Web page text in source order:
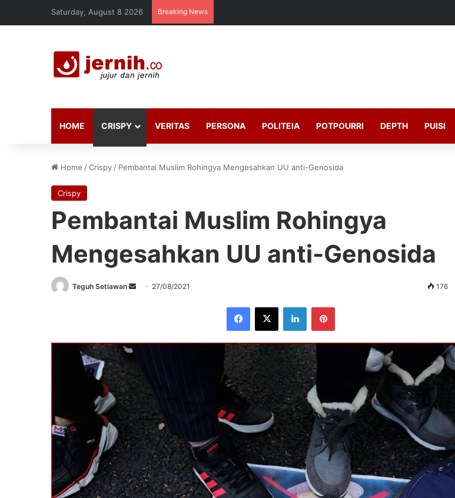
Saturday, August 8 2026 Breaking News
HOME CRISPY VERITAS PERSONA POLITEIA POTPOURRI DEPTH PUISI
Home /Crispy / Pembantai Muslim Rohingya Mengesahkan UU anti-Genosida
Crispy
Pembantai Muslim Rohingya
Mengesahkan UU anti-Genosida
Teguh Setiawan
Send 27/08/2021 176
Facebook
X LinkedInPinterest